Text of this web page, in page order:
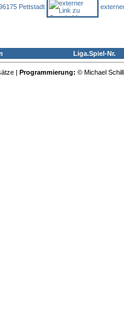
Pettstadt
Liga.Spiel-Nr.
| Programmierung: © Michael